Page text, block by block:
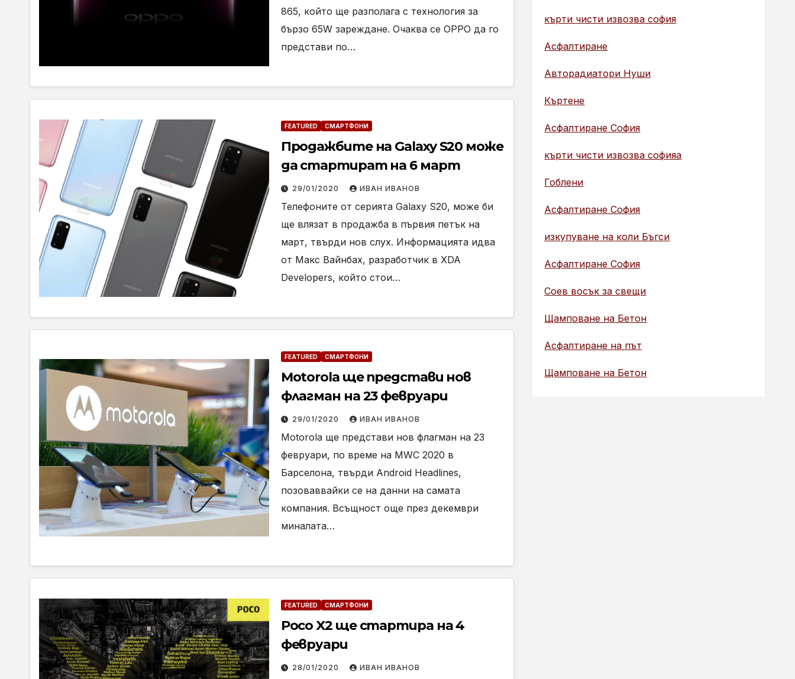
865, който ще разполага с технология за
бързо 65W зареждане. Очаква се OPPO да го
представи по…
FEATURED СМАРТФОНИ
Продажбите на Galaxy S20 може
да стартират на 6 март
29/01/2020 ИВАН ИВАНОВ
Телефоните от серията Galaxy S20, може би
ще влязат в продажба в първия петък на
март, твърди нов слух. Информацията идва
от Макс Вайнбах, разработчик в XDA
Developers, който стои…
FEATURED СМАРТФОНИ
Motorola ще представи нов
флагман на 23 февруари
29/01/2020 ИВАН ИВАНОВ
Motorola ще представи нов флагман на 23
февруари, по време на MWC 2020 в
Барселона, твърди Android Headlines,
позоваввайки се на данни на самата
компания. Всъщност още през декември
миналата…
FEATURED СМАРТФОНИ
Poco X2 ще стартира на 4
февруари
28/01/2020 ИВАН ИВАНОВ
кърти чисти извозва софия
Асфалтиране
Авторадиатори Нуши
Къртене
Асфалтиране София
кърти чисти извозва софияа
Гоблени
Асфалтиране София
изкупуване на коли Бъгси
Асфалтиране София
Соев восък за свещи
Щамповане на Бетон
Асфалтиране на път
Щамповане на Бетон